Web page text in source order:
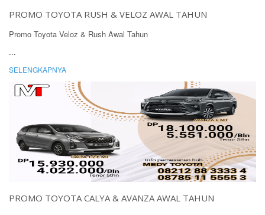
PROMO TOYOTA RUSH & VELOZ AWAL TAHUN
Promo Toyota Veloz & Rush Awal Tahun
...
SELENGKAPNYA
PROMO TOYOTA CALYA & AVANZA AWAL TAHUN